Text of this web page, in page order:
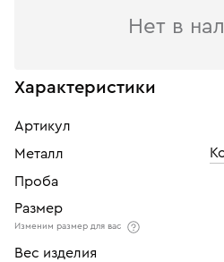
Нет в
Характеристики
Артикул
Металл
Проба
Размер
Изменим размер для вас
Вес изделия